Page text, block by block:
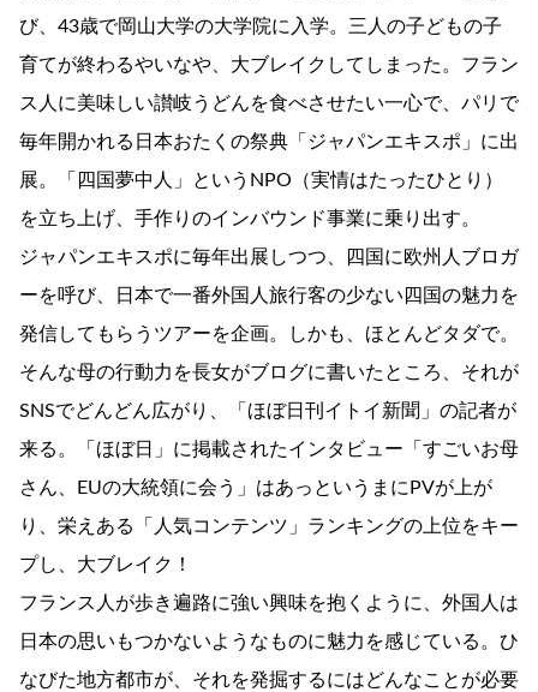
び、43歳で岡山大学の大学院に入学。三人の子どもの子
育てが終わるやいなや、大ブレイクしてしまった。フラン
ス人に美味しい讃岐うどんを食べさせたい一心で、パリで
毎年開かれる日本おたくの祭典「ジャパンエキスポ」に出
展。「四国夢中人」というNPO（実情はたったひとり）
を立ち上げ、手作りのインバウンド事業に乗り出す。
ジャパンエキスポに毎年出展しつつ、四国に欧州人ブロガ
ーを呼び、日本で一番外国人旅行客の少ない四国の魅力を
発信してもらうツアーを企画。しかも、ほとんどタダで。
そんな母の行動力を長女がブログに書いたところ、それが
SNSでどんどん広がり、「ほぼ日刊イトイ新聞」の記者が
来る。「ほぼ日」に掲載されたインタビュー「すごいお母
さん、EUの大統領に会う」はあっというまにPVが上が
り、栄えある「人気コンテンツ」ランキングの上位をキー
プし、大ブレイク！
フランス人が歩き遍路に強い興味を抱くように、外国人は
日本の思いもつかないようなものに魅力を感じている。ひ
なびた地方都市が、それを発掘するにはどんなことが必要